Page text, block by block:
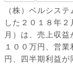
（株）ベルシス
した２０１８年２
月）は、売上収益
１００万円、営
円、四半期利益